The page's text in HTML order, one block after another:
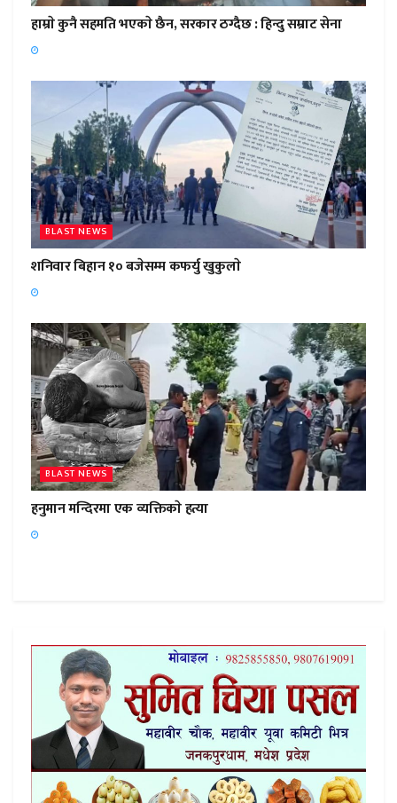
हाम्राे कुनै सहमति भएकाे छैन, सरकार ठग्दैछ : हिन्दु सम्राट सेना
BLAST NEWS
शनिवार बिहान १० बजेसम्म कफर्यु खुकुलाे
BLAST NEWS
हनुमान मन्दिरमा एक व्यक्तिकाे हत्या